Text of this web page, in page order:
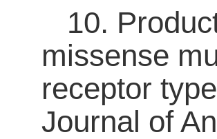
10.
missense
receptor
Journal of